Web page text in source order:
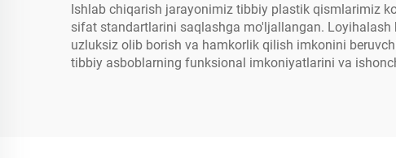
Ishlab chiqarish jarayonimiz tibbiy plastik qismlarimiz
sifat standartlarini saqlashga mo'ljallangan.
uzluksiz olib borish va hamkorlik qilish imkonini
tibbiy asboblarning funksional imkoniyatlarini va